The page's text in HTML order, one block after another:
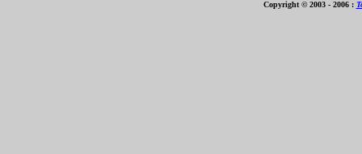
Copyright © 2003 - 2006 :